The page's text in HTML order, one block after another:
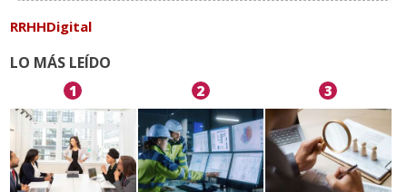
RRHHDigital
LO MÁS LEÍDO
1 2 3